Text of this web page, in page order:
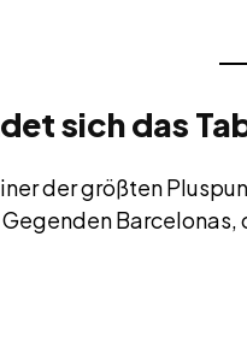
sich das
der größten